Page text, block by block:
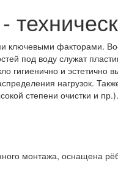
ключевыми факторами.
под воду служат
гигиенично и
нагрузок.
степени очистки и пр.).
монтажа, оснащена